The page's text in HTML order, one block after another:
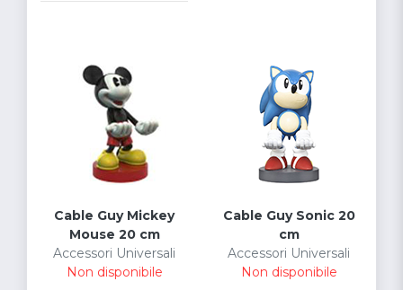
Cable Guy Mickey
Mouse 20 cm
Accessori Universali
Non disponibile
Cable Guy Sonic 20
cm
Accessori Universali
Non disponibile